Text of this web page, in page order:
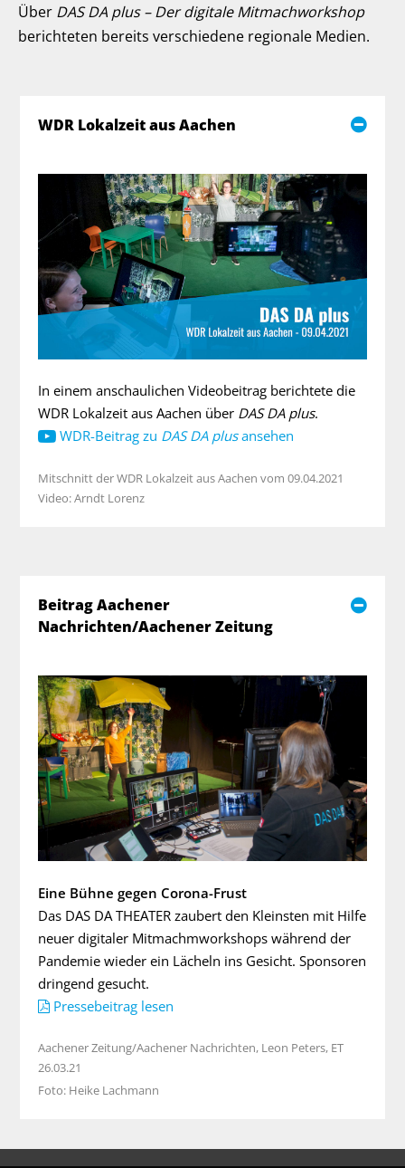
Über DAS DA plus – Der digitale Mitmachworkshop
berichteten bereits verschiedene regionale Medien.
WDR Lokalzeit aus Aachen
In einem anschaulichen Videobeitrag berichtete die
WDR Lokalzeit aus Aachen über DAS DA plus.
WDR-Beitrag zu DAS DA plusansehen
Mitschnitt der WDR Lokalzeit aus Aachen vom 09.04.2021
Video: Arndt Lorenz
Beitrag Aachener
Nachrichten/Aachener Zeitung
Eine Bühne gegen Corona-Frust
Das DAS DA THEATER zaubert den Kleinsten mit Hilfe
neuer digitaler Mitmachmworkshops während der
Pandemie wieder ein Lächeln ins Gesicht. Sponsoren
dringend gesucht.
Pressebeitrag lesen
Aachener Zeitung/Aachener Nachrichten, Leon Peters, ET
26.03.21
Foto: Heike Lachmann